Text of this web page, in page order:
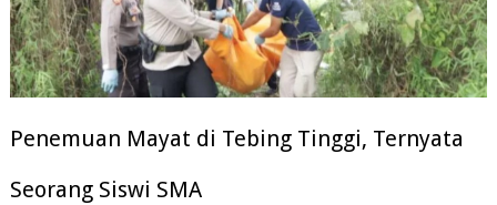
Penemuan Mayat di Tebing Tinggi, Ternyata
Seorang Siswi SMA